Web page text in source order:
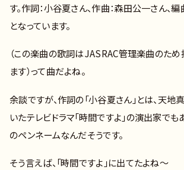
す。作詞：小谷夏さん、作曲：森田公一さん、
となっています。
（この楽曲の歌詞はJASRAC管理楽曲のた
ます）って曲だよね。
余談ですが、作詞の「小谷夏さん」とは、天地
いたテレビドラマ「時間ですよ」の演出家で
のペンネームなんだそうです。
そう言えば、「時間ですよ」に出てたよね～